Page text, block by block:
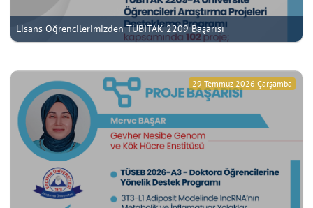
Lisans Öğrencilerimizden TÜBİTAK 2209 Başarısı
29 Temmuz 2026 Çarşamba